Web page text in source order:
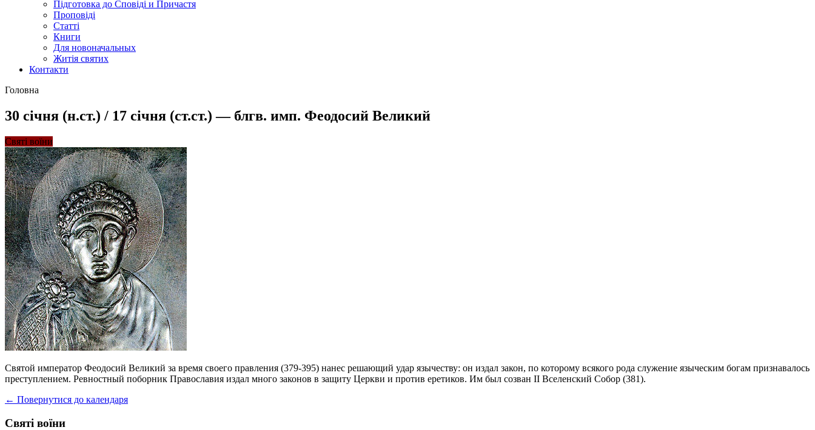
Підготовка до Сповіді и Причастя
Проповіді
Статті
Книги
Для новоначальных
Житія святих
Контакти
Головна
30 січня (н.ст.) / 17 січня (ст.ст.) — блгв. имп. Феодосий Великий
Святі воїни
Святой император Феодосий Великий за время своего правления (379-395) нанес решающий удар язычеству: он издал закон, по которому всякого рода служение языческим богам признавалось
преступлением. Ревностный поборник Православия издал много законов в защиту Церкви и против еретиков. Им был созван II Вселенский Собор (381).
← Повернутися до календаря
Святі воїни